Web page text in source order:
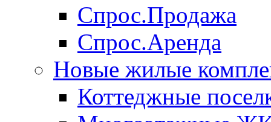
Спрос.Продажа
Спрос.Аренда
Новые жилые
Коттеджные